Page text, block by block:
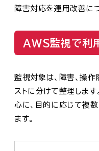
障害対応を運用改善に
AWS監視で利
監視対象は、障害、操作
ストに分けて整理し
心に、目的に応じて複
ます。